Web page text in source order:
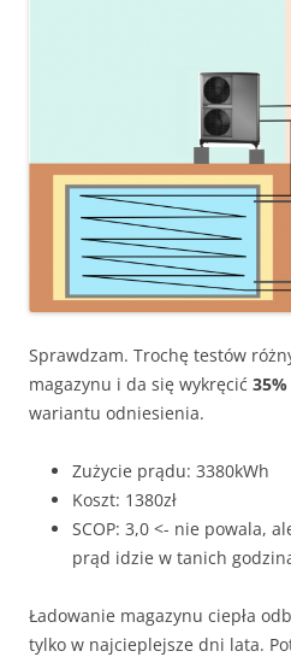
Sprawdzam. Trochę testów
magazynu i da się wykręcić
wariantu odniesienia.
Zużycie prądu: 3380kWh
Koszt: 1380zł
SCOP: 3,0 <- nie powala,
prąd idzie w tanich
Ładowanie magazynu ciepła
tylko w najcieplejsze dni lata.